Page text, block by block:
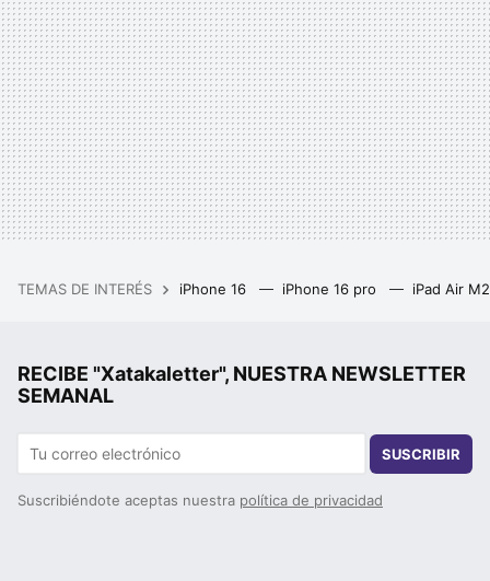
TEMAS DE INTERÉS iPhone 16 iPhone 16 pro iPad Air
RECIBE "Xatakaletter", NUESTRA NEWSLETTER
SEMANAL
SUSCRIBIR
Suscribiéndote aceptas nuestra política de privacidad